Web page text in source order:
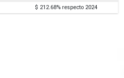
$ 212.68% respecto 2024